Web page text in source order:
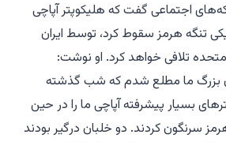
اجتماعی گفت که هلیکوپتر آپاچی
تنگه هرمز سقوط کرد، توسط ایران
تلافی خواهد کرد. او نوشت:
بزرگ ما مطلع شدم که شب گذشته
بسیار پیشرفته آپاچی ما را در حین
سرنگون کردند. دو خلبان درگیر بودند